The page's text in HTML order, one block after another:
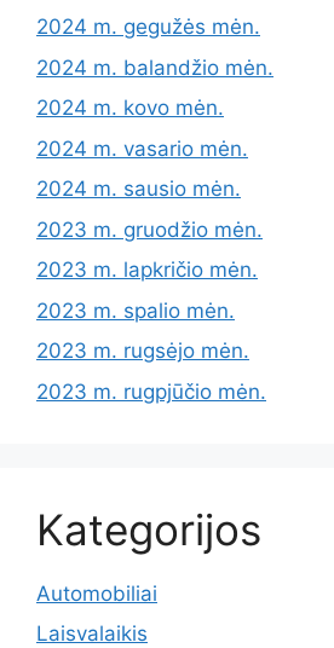
2024 m. gegužės mėn.
2024 m. balandžio mėn.
2024 m. kovo mėn.
2024 m. vasario mėn.
2024 m. sausio mėn.
2023 m. gruodžio mėn.
2023 m. lapkričio mėn.
2023 m. spalio mėn.
2023 m. rugsėjo mėn.
2023 m. rugpjūčio mėn.
Kategorijos
Automobiliai
Laisvalaikis